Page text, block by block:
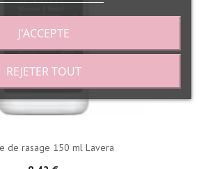
de rasage 150 ml Lavera
REJETER TOUT
J'ACCEPTE